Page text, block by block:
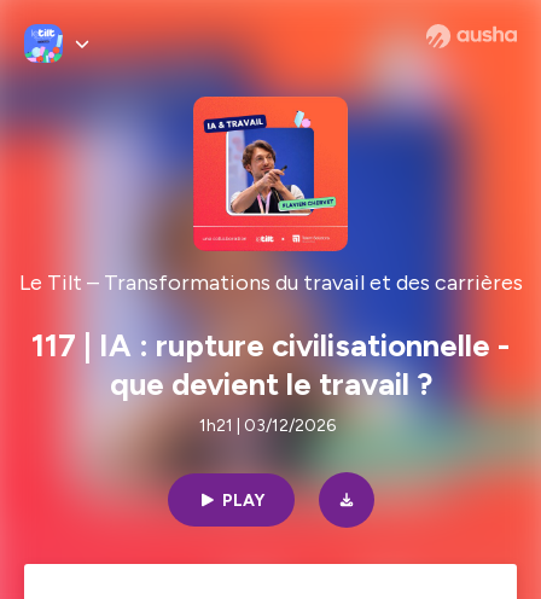
Le Tilt – Transformations du travail et des carrières
117 | IA : rupture civilisationnelle -
que devient le travail ?
1h21 | 03/12/2026
PLAY